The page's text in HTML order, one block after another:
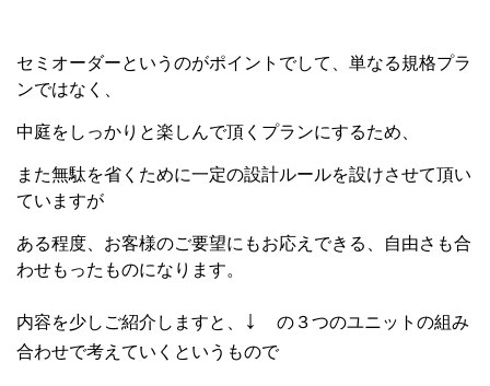
セミオーダーというのがポイントでして、単なる規格プラ
ンではなく、
中庭をしっかりと楽しんで頂くプランにするため、
また無駄を省くために一定の設計ルールを設けさせて頂い
ていますが
ある程度、お客様のご要望にもお応えできる、自由さも合
わせもったものになります。
内容を少しご紹介しますと、 ↓
の３つのユニットの組み
合わせで考えていくというもので